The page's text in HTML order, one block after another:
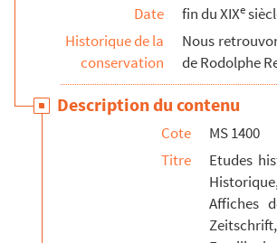
Date
fin du XIXe
Historique de la
conservation
Nous
de Rodolphe
Description du contenu
Cote
MS 1400
Titre
Etudes
Affiches